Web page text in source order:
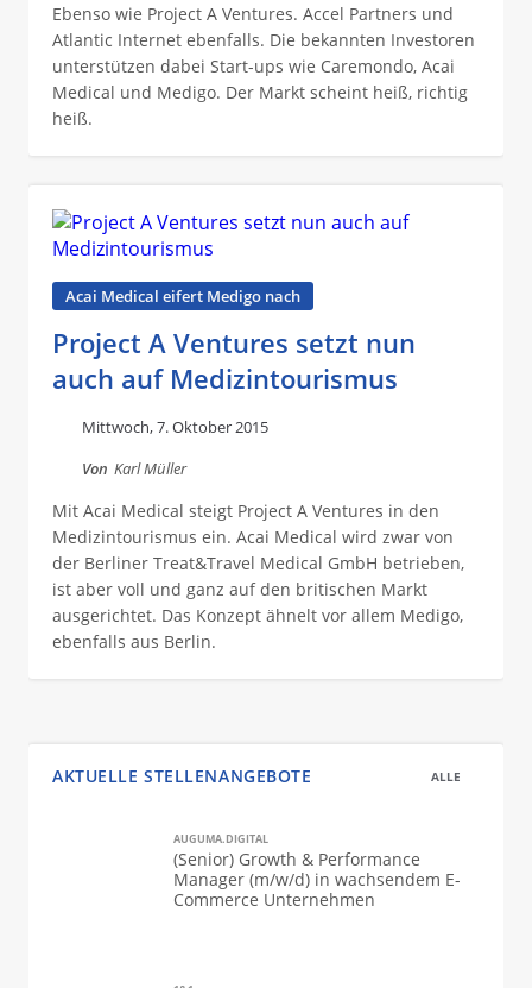
Ebenso wie Project A Ventures. Accel Partners und
Atlantic Internet ebenfalls. Die bekannten Investoren
unterstützen dabei Start-ups wie Caremondo, Acai
Medical und Medigo. Der Markt scheint heiß, richtig
heiß.
Acai Medical eifert Medigo nach
Project A Ventures setzt nun
auch auf Medizintourismus
Mittwoch, 7. Oktober 2015
Von Karl Müller
Mit Acai Medical steigt Project A Ventures in den
Medizintourismus ein. Acai Medical wird zwar von
der Berliner Treat&Travel Medical GmbH betrieben,
ist aber voll und ganz auf den britischen Markt
ausgerichtet. Das Konzept ähnelt vor allem Medigo,
ebenfalls aus Berlin.
AKTUELLE STELLENANGEBOTE ALLE
AUGUMA.DIGITAL
(Senior) Growth & Performance
Manager (m/w/d) in wachsendem E-
Commerce Unternehmen